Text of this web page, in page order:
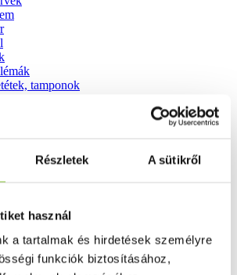
Részletek A sütikről
használ
a tartalmak és hirdetések személyre
funkciók biztosításához,
tamponok
csökkentők, omega 3
és szív gyógyszerei